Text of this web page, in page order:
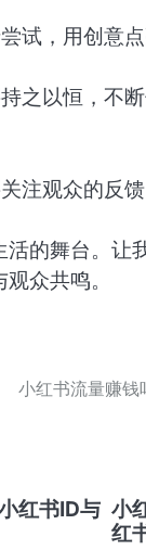
试，用创意
之以恒，不
注观众的反
的舞台。让
众共鸣。
小红书流量赚
红书ID与 小
红